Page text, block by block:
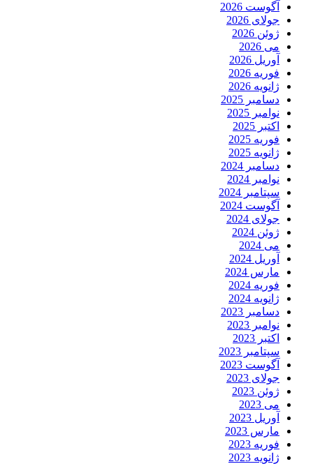
آگوست 2026
جولای 2026
ژوئن 2026
می 2026
آوریل 2026
فوریه 2026
ژانویه 2026
دسامبر 2025
نوامبر 2025
اکتبر 2025
فوریه 2025
ژانویه 2025
دسامبر 2024
نوامبر 2024
سپتامبر 2024
آگوست 2024
جولای 2024
ژوئن 2024
می 2024
آوریل 2024
مارس 2024
فوریه 2024
ژانویه 2024
دسامبر 2023
نوامبر 2023
اکتبر 2023
سپتامبر 2023
آگوست 2023
جولای 2023
ژوئن 2023
می 2023
آوریل 2023
مارس 2023
فوریه 2023
ژانویه 2023